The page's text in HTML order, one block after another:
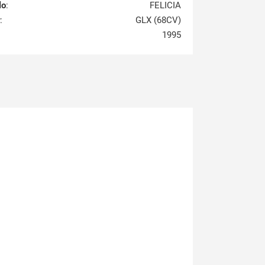
:
FELICIA
:
GLX (68CV)
1995